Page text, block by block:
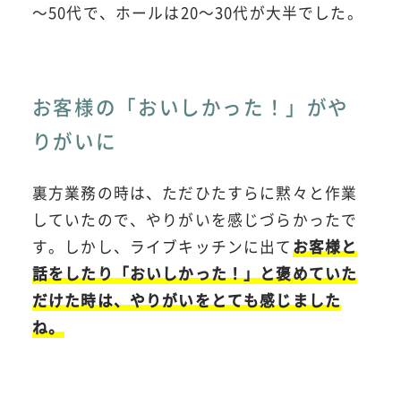
～50代で、ホールは20～30代が大半でした。
お客様の「おいしかった！」がや
りがいに
裏方業務の時は、ただひたすらに黙々と作業
していたので、やりがいを感じづらかったで
す。しかし、ライブキッチンに出てお客様と
話をしたり「おいしかった！」と褒めていた
だけた時は、やりがいをとても感じました
ね。